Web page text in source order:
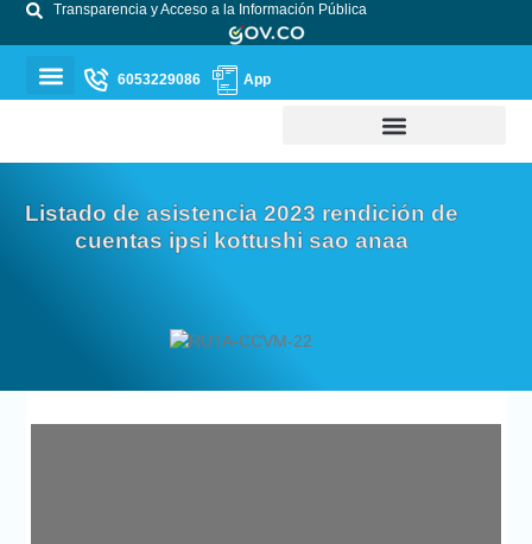
Transparencia y Acceso a la Información Pública
6053229086 App
Listado de asistencia 2023 rendición de
cuentas ipsi kottushi sao anaa